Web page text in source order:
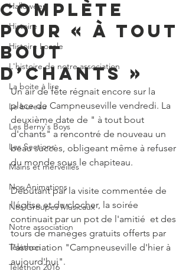
Halloween
Histoire
Histoire Locale
L'histoire de notre association
La boite à lire
Le bureau
Les Berny's Boys
Les Sections
Mains et merveilles
Nos Animations
Nos Groupes Musicaux
Notre association
Téléthon
Téléthon 2016
complète
pour « À tout
bout
d’chants »
Un air de fête régnait encore sur la
place de Campneuseville vendredi. La
deuxième date de " à tout bout
d'chants" a rencontré de nouveau un
beau succès, obligeant même à refuser
du monde sous le chapiteau.
Débutant par la visite commentée de
l'église et du clocher, la soirée
continuait par un pot de l'amitié  et des
tours de manèges gratuits offerts par
l'association "Campneuseville d'hier à
aujourd'hui".